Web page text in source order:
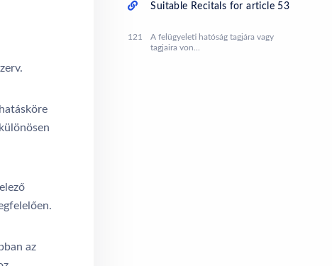
az
Suitable Recitals for article 53
121
A felügyeleti hatóság tagjára vagy
tagjaira von...